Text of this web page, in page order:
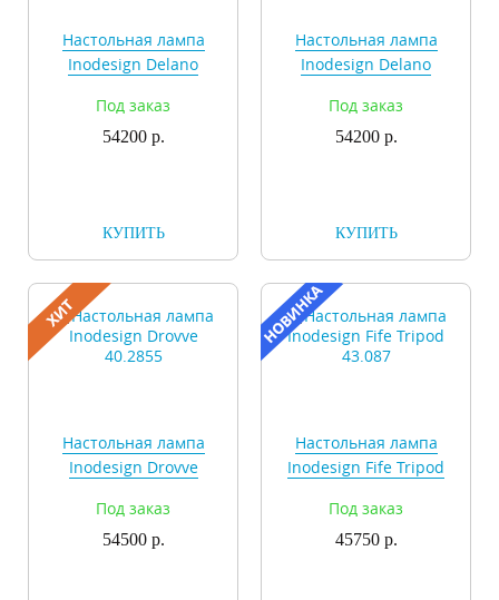
Настольная лампа
Inodesign Delano
Под заказ
54200 р.
КУПИТЬ
Настольная лампа
Inodesign Delano
Под заказ
54200 р.
КУПИТЬ
Настольная лампа
Inodesign Drovve
Под заказ
54500 р.
Настольная лампа
Inodesign Fife Tripod
Под заказ
45750 р.